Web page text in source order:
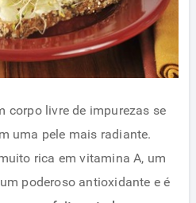
corpo livre de impurezas se
uma pele mais radiante.
rica em vitamina A, um
poderoso antioxidante e é